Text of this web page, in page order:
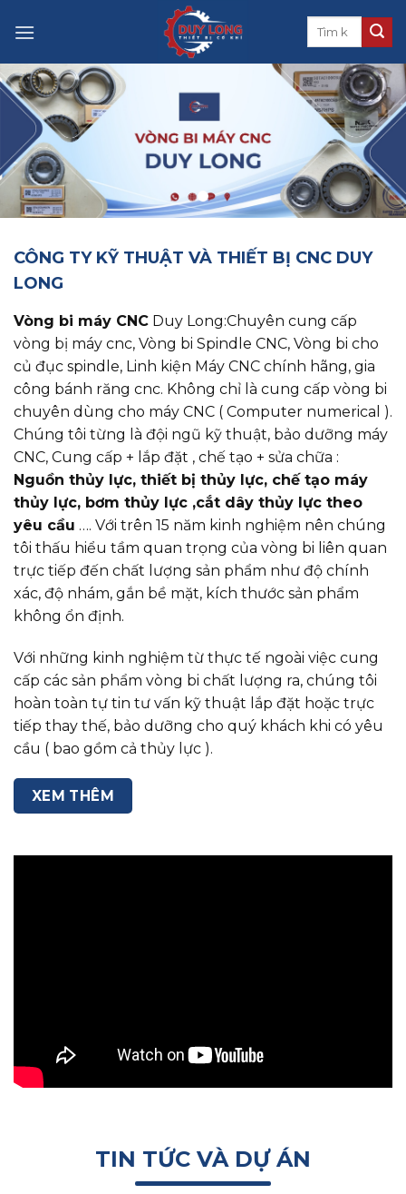
CÔNG TY KỸ THUẬT VÀ THIẾT BỊ CNC DUY
LONG
Vòng bi máy CNC Duy Long:Chuyên cung cấp
vòng bị máy cnc, ​​​​​​​Vòng bi Spindle CNC, Vòng bi cho
củ đục spindle, Linh kiện Máy CNC chính hãng, gia
công bánh răng cnc. Không chỉ là cung cấp vòng bi
chuyên dùng cho máy CNC ( Computer numerical ).
Chúng tôi từng là đội ngũ kỹ thuật, bảo dưỡng máy
CNC, Cung cấp + lắp đặt , chế tạo + sửa chữa :
Nguồn thủy lực, thiết bị thủy lực, chế tạo máy
thủy lực, bơm thủy lực ,cắt dây thủy lực theo
yêu cầu …. Với trên 15 năm kinh nghiệm nên chúng
tôi thấu hiểu tầm quan trọng của vòng bi liên quan
trực tiếp đến chất lượng sản phẩm như độ chính
xác, độ nhám, gắn bề mặt, kích thước sản phẩm
không ổn định.
Với những kinh nghiệm từ thực tế ngoài việc cung
cấp các sản phẩm vòng bi chất lượng ra, chúng tôi
hoàn toàn tự tin tư vấn kỹ thuật lắp đặt hoặc trực
tiếp thay thế, bảo dưỡng cho quý khách khi có yêu
cầu ( bao gồm cả thủy lực ).
XEM THÊM
TIN TỨC VÀ DỰ ÁN